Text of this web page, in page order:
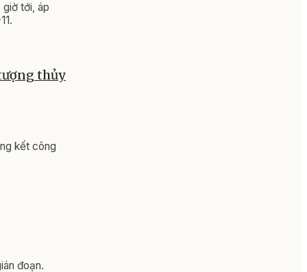
tới, áp
thủy
kết công
đoạn.